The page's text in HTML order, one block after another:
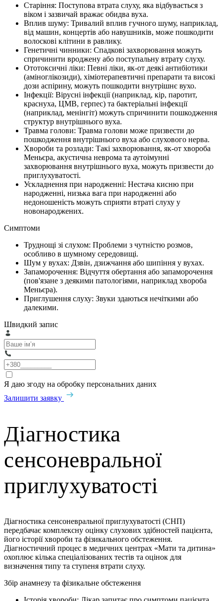
Старіння: Поступова втрата слуху, яка відбувається з
віком і зазвичай вражає обидва вуха.
Вплив шуму: Тривалий вплив гучного шуму, наприклад,
від машин, концертів або навушників, може пошкодити
волоскові клітини в равлику.
Генетичні чинники: Спадкові захворювання можуть
спричинити вроджену або поступальну втрату слуху.
Ототоксичні ліки: Певні ліки, як-от деякі антибіотики
(аміноглікозиди), хіміотерапевтичні препарати та високі
дози аспірину, можуть пошкодити внутрішнє вухо.
Інфекції: Вірусні інфекції (наприклад, кір, паротит,
краснуха, ЦМВ, герпес) та бактеріальні інфекції
(наприклад, менінгіт) можуть спричинити пошкодження
структур внутрішнього вуха.
Травма голови: Травма голови може призвести до
пошкодження внутрішнього вуха або слухового нерва.
Хвороби та розлади: Такі захворювання, як-от хвороба
Меньєра, акустична неврома та аутоімунні
захворювання внутрішнього вуха, можуть призвести до
приглухуватості.
Ускладнення при народженні: Нестача кисню при
народженні, низька вага при народженні або
недоношеність можуть сприяти втраті слуху у
новонароджених.
Симптоми
Труднощі зі слухом: Проблеми з чутністю розмов,
особливо в шумному середовищі.
Шум у вухах: Дзвін, дзижчання або шипіння у вухах.
Запаморочення: Відчуття обертання або запаморочення
(пов'язане з деякими патологіями, наприклад хвороба
Меньєра).
Приглушення слуху: Звуки здаються нечіткими або
далекими.
Швидкий запис
Я даю згоду на обробку персональних даних
Залишити заявку
Діагностика
сенсоневральної
приглухуватості
Діагностика сенсоневральної приглухуватості (СНП)
передбачає комплексну оцінку слухових здібностей пацієнта,
його історії хвороби та фізикального обстеження.
Діагностичний процес в медичних центрах «Мати та дитина»
охоплює кілька спеціалізованих тестів та оцінок для
визначення типу та ступеня втрати слуху.
Збір анамнезу та фізикальне обстеження